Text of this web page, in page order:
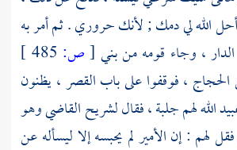
الله لي دمك ; لأنك حروري . ثم أمر به
، وجاء قومه منبني [ص:
، فوقفوا على باب القصر ، يظنون
اللهلهم جلبة ، فقاللشريحالقاضي وهو
لهم : إن الأمير لم يحبسه إلا ليسأله عن